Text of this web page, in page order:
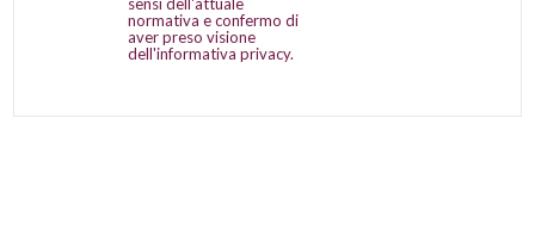
normativa e confermo di
aver preso visione
dell'informativa privacy.